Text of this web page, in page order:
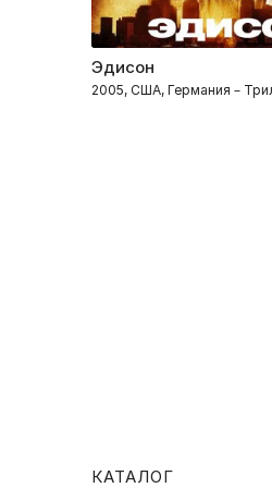
Эдисон
2005, США, Германия –
КАТАЛОГ